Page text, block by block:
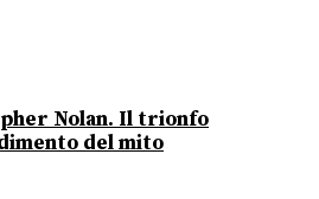
Nolan. Il trionfo
del mito